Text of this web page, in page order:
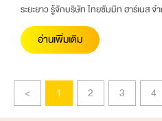
ระยะยาว รู้จักบริษัท ไทยซัมมิท ฮาร์เนส
อ่านเพิ่มเติม
< 1 2 3 4